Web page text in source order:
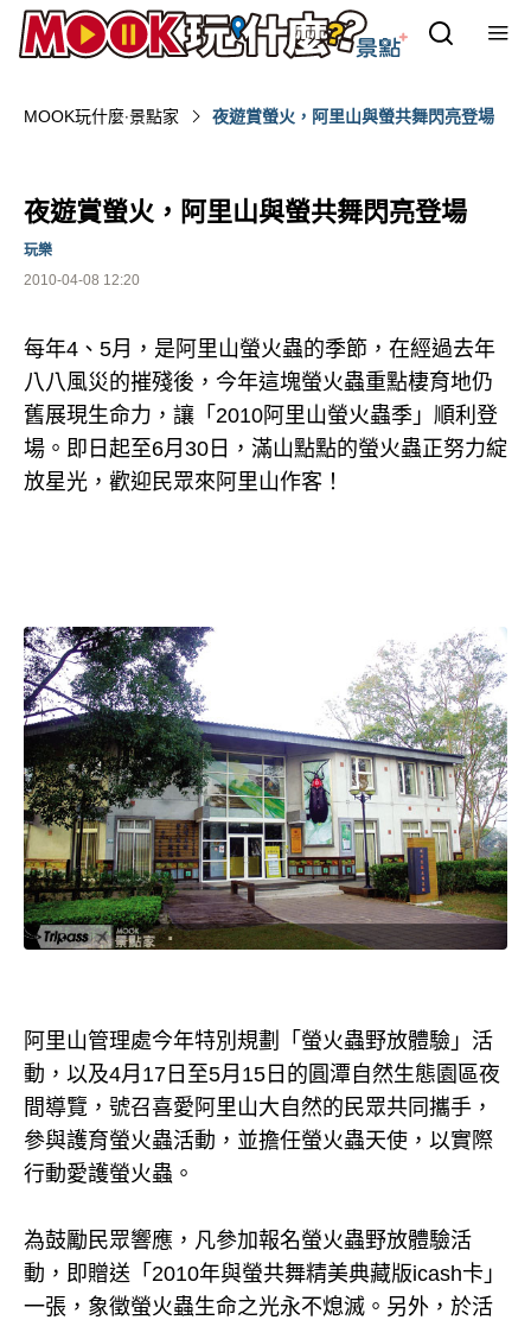
MOOK玩什麼‧景點家 夜遊賞螢火，阿里山與螢共舞閃亮登場
夜遊賞螢火，阿里山與螢共舞閃亮登場
2010-04-08 12:20
玩樂
每年4、5月，是阿里山螢火蟲的季節，在經過去年
八八風災的摧殘後，今年這塊螢火蟲重點棲育地仍
舊展現生命力，讓「2010阿里山螢火蟲季」順利登
場。即日起至6月30日，滿山點點的螢火蟲正努力綻
放星光，歡迎民眾來阿里山作客！
阿里山管理處今年特別規劃「螢火蟲野放體驗」活
動，以及4月17日至5月15日的圓潭自然生態園區夜
間導覽，號召喜愛阿里山大自然的民眾共同攜手，
參與護育螢火蟲活動，並擔任螢火蟲天使，以實際
行動愛護螢火蟲。
為鼓勵民眾響應，凡參加報名螢火蟲野放體驗活
動，即贈送「2010年與螢共舞精美典藏版icash卡」
一張，象徵螢火蟲生命之光永不熄滅。另外，於活